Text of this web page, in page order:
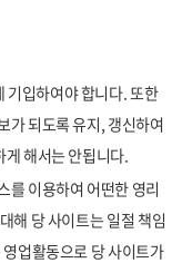
기입하여야 합니다. 또한
가 되도록 유지, 갱신하여
해서는 안됩니다.
를 이용하여 어떤한 영리
해 당 사이트는 일절 책임
업활동으로 당 사이트가